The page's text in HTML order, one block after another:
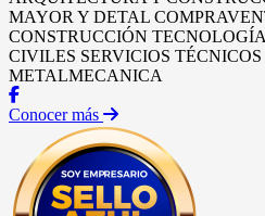
MAYOR Y DETAL
CONSTRUCCIÓN TECNOLOGÍA
CIVILES SERVICIOS TÉCNICOS
METALMECANICA
Conocer más